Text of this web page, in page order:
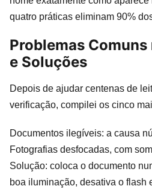
quatro práticas eliminam 90%
Problemas
e Soluções
Depois de ajudar centenas de
verificação, compilei os cinco
Documentos ilegíveis: a causa
Fotografias desfocadas, com
Solução: coloca o documento
boa iluminação, desativa o flash